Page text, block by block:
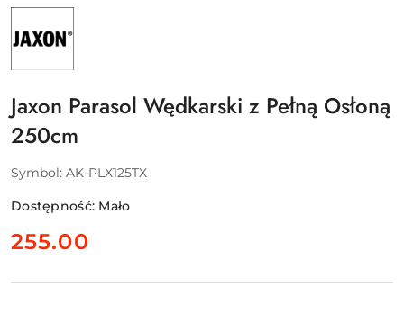
NAZWA
JAXON
SP.
O.O.
Jaxon Parasol Wędkarski z Pełną Osłoną
250cm
Symbol: AK-PLX125TX
Dostępność: Mało
cena:
255.00